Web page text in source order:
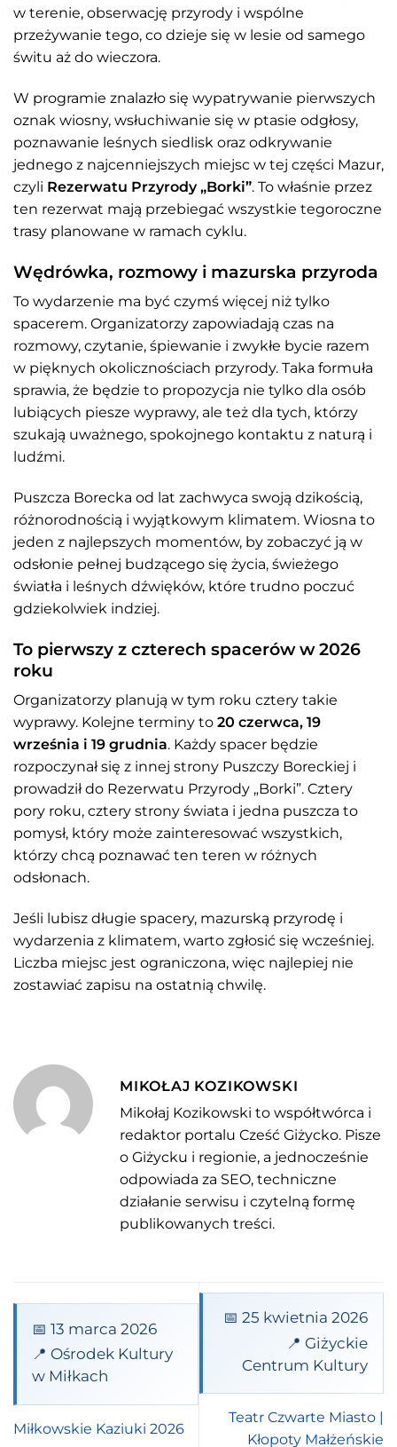
w terenie, obserwację przyrody i wspólne
przeżywanie tego, co dzieje się w lesie od samego
świtu aż do wieczora.
W programie znalazło się wypatrywanie pierwszych
oznak wiosny, wsłuchiwanie się w ptasie odgłosy,
poznawanie leśnych siedlisk oraz odkrywanie
jednego z najcenniejszych miejsc w tej części Mazur,
czyli Rezerwatu Przyrody „Borki”. To właśnie przez
ten rezerwat mają przebiegać wszystkie tegoroczne
trasy planowane w ramach cyklu.
Wędrówka, rozmowy i mazurska przyroda
To wydarzenie ma być czymś więcej niż tylko
spacerem. Organizatorzy zapowiadają czas na
rozmowy, czytanie, śpiewanie i zwykłe bycie razem
w pięknych okolicznościach przyrody. Taka formuła
sprawia, że będzie to propozycja nie tylko dla osób
lubiących piesze wyprawy, ale też dla tych, którzy
szukają uważnego, spokojnego kontaktu z naturą i
ludźmi.
Puszcza Borecka od lat zachwyca swoją dzikością,
różnorodnością i wyjątkowym klimatem. Wiosna to
jeden z najlepszych momentów, by zobaczyć ją w
odsłonie pełnej budzącego się życia, świeżego
światła i leśnych dźwięków, które trudno poczuć
gdziekolwiek indziej.
To pierwszy z czterech spacerów w 2026
roku
Organizatorzy planują w tym roku cztery takie
wyprawy. Kolejne terminy to 20 czerwca, 19
września i 19 grudnia. Każdy spacer będzie
rozpoczynał się z innej strony Puszczy Boreckiej i
prowadził do Rezerwatu Przyrody „Borki”. Cztery
pory roku, cztery strony świata i jedna puszcza to
pomysł, który może zainteresować wszystkich,
którzy chcą poznawać ten teren w różnych
odsłonach.
Jeśli lubisz długie spacery, mazurską przyrodę i
wydarzenia z klimatem, warto zgłosić się wcześniej.
Liczba miejsc jest ograniczona, więc najlepiej nie
zostawiać zapisu na ostatnią chwilę.
MIKOŁAJ KOZIKOWSKI
Mikołaj Kozikowski to współtwórca i
redaktor portalu Cześć Giżycko. Pisze
o Giżycku i regionie, a jednocześnie
odpowiada za SEO, techniczne
działanie serwisu i czytelną formę
publikowanych treści.
📅 13 marca 2026
📍 Ośrodek Kultury
w Miłkach
Miłkowskie Kaziuki 2026
📅 25 kwietnia 2026
📍 Giżyckie
Centrum Kultury
Teatr Czwarte Miasto |
Kłopoty Małżeńskie